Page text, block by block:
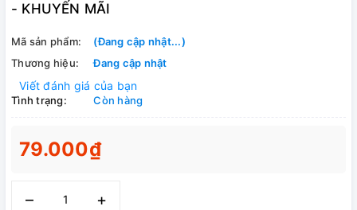
- KHUYẾN MÃI
Mã sản phẩm:
(Đang cập nhật...)
Thương hiệu:
Đang cập nhật
Viết đánh giá của bạn
Tình trạng: Còn hàng
79.000₫
– +